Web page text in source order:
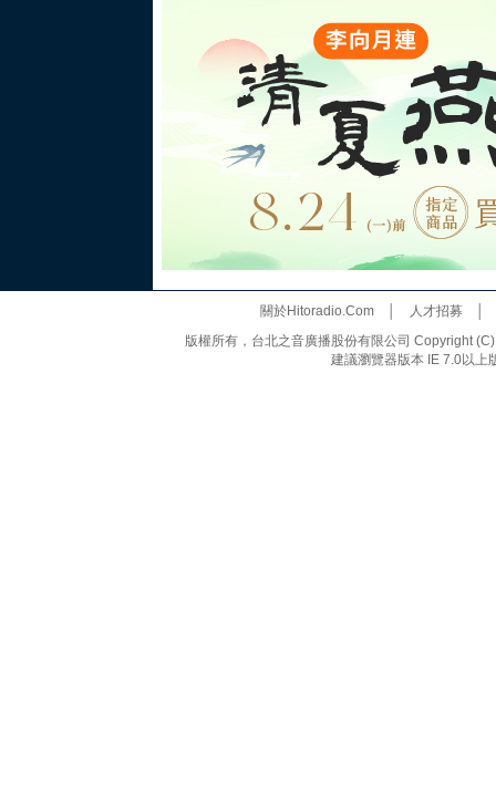
關於Hitoradio.Com│ 人才招募
版權所有，台北之音廣播股份有限公司 Copyright
建議瀏覽器版本 IE 7.0以上